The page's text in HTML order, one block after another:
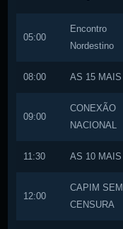
05:00
Encontro
Nordestino
08:00 AS 15 MAIS
09:00
CONEXÃO
NACIONAL
11:30 AS 10 MAIS
12:00
CAPIM SEM
CENSURA